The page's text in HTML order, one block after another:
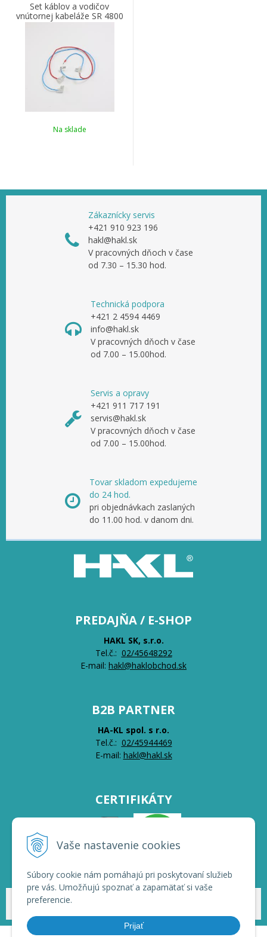
Vaše nastavenie cookies
Súbory cookie nám pomáhajú pri poskytovaní služieb
pre vás. Umožňujú spoznať a zapamätať si vaše
preferencie.
Prijať
Set káblov a vodičov
vnútornej kabeláže SR 4800
Na sklade
Zákaznícky servis
+421 910 923 196
hakl@hakl.sk
V pracovných dňoch v čase
od 7.30 – 15.30 hod.
Technická podpora
+421 2 4594 4469
info@hakl.sk
V pracovných dňoch v čase
od 7.00 – 15.00hod.
Servis a opravy
+421 911 717 191
servis@hakl.sk
V pracovných dňoch v čase
od 7.00 – 15.00hod.
Tovar skladom expedujeme
do 24 hod.
pri objednávkach zaslaných
do 11.00 hod. v danom dni.
PREDAJŇA / E-SHOP
HAKL SK, s.r.o.
Tel.č.: 02/45648292
E-mail: hakl@haklobchod.sk
B2B PARTNER
HA-KL spol. s r.o.
Tel.č.: 02/45944469
E-mail: hakl@hakl.sk
CERTIFIKÁTY
© 2026 HAKL | Veľkoobchod •